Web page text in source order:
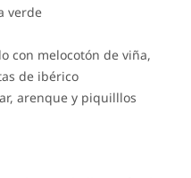
verde
con melocotón de viña,
de ibérico
arenque y piquilllos